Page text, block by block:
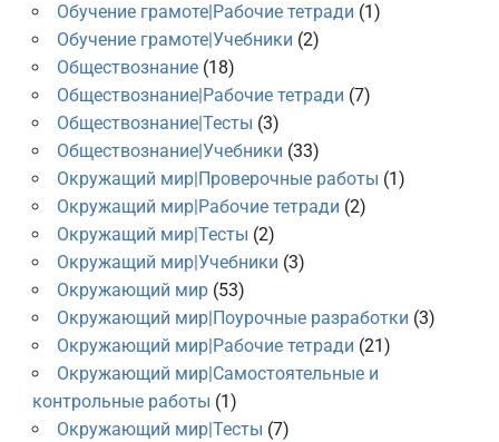
Обучение грамоте|Рабочие тетради (1)
Обучение грамоте|Учебники (2)
Обществознание(18)
Обществознание|Рабочие тетради (7)
Обществознание|Тесты (3)
Обществознание|Учебники (33)
Окружащий мир|Проверочные работы (1)
Окружащий мир|Рабочие тетради (2)
Окружащий мир|Тесты (2)
Окружащий мир|Учебники (3)
Окружающий мир(53)
Окружающий мир|Поурочные разработки (3)
Окружающий мир|Рабочие тетради (21)
Окружающий мир|Самостоятельные и
контрольные работы (1)
Окружающий мир|Тесты (7)